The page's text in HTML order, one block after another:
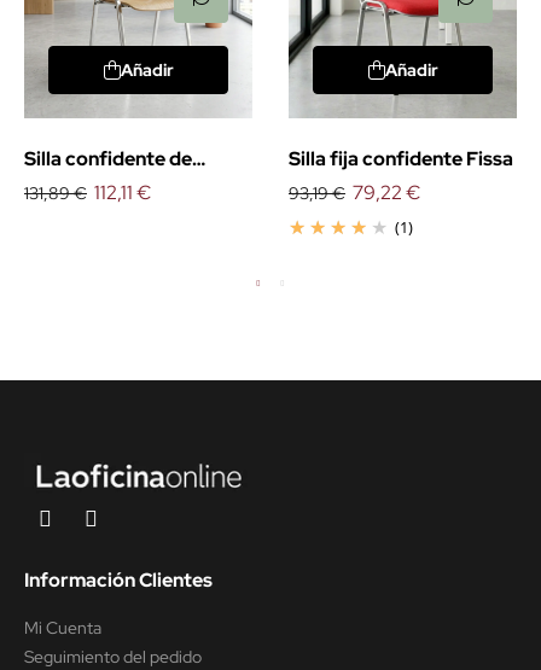
Añadir
Silla confidente de
madera Fissa
131,89 € 112,11 €
Añadir
Silla fija confidente Fissa
93,19 €
(1)
79,22 €
Información Clientes
Mi Cuenta
Seguimiento del pedido